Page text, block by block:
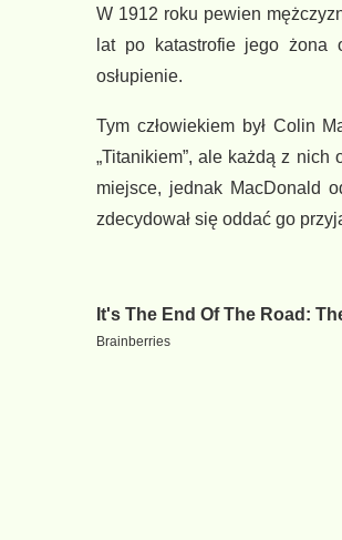
W 1912 roku pewien
lat po katastrofie jego żona
osłupienie.
Tym człowiekiem był Colin
„Titanikiem”, ale każdą z nich
miejsce, jednak MacDonald
zdecydował się oddać go